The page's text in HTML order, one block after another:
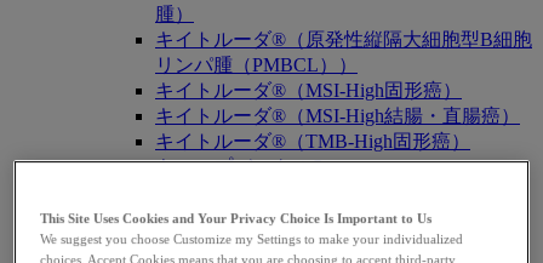
腫）
キイトルーダ®（原発性縦隔大細胞型B細胞
リンパ腫（PMBCL））
キイトルーダ®（MSI-High固形癌）
キイトルーダ®（MSI-High結腸・直腸癌）
キイトルーダ®（TMB-High固形癌）
キャップバックス®
サ・タ・ナ行
戻る サ・タ・ナ行
This Site Uses Cookies and Your Privacy Choice Is Important to Us
We suggest you choose Customize my Settings to make your individualized
choices. Accept Cookies means that you are choosing to accept third-party